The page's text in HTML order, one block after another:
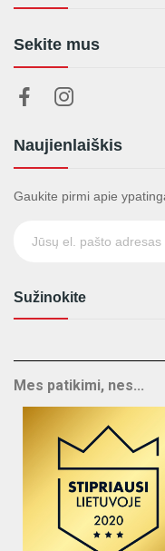
Sekite mus
Naujienlaiškis
Gaukite pirmi apie
Sužinokite
Mes patikimi, nes...